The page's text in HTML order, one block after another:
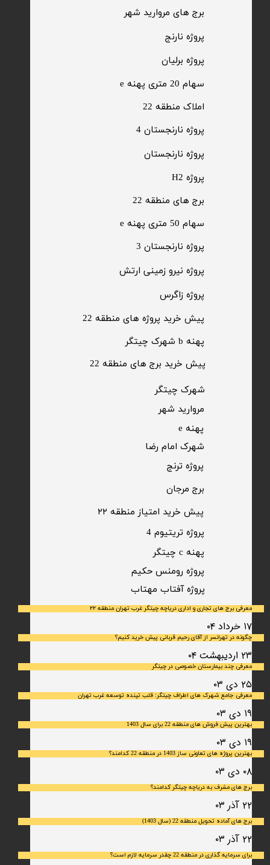
پیش خرید برج های منطقه 22
سهام 20 متری پهنه e​​​​​​​
​سهام 50 متری پهنه e
پهنه b شهرک چیتگر
​املاک منطقه 22
برج های منطقه 22
پیش خرید پروژه های منطقه 22
پروژه برلیان
پروژه H2
​پروژه زاگرس
​پروژه ترنج
​پروژه نارنج
​پروژه نارنجستان
​پروژه نیرو زمینی ارتش
​برج های مروارید شهر
پروژه نارنجستان 4
​پروژه نارنجستان 3
​شهرک چیتگر
مروارید شهر​​​​​​​
شهرک امام رضا
پهنه e
برج مرجان
معرفی برج های تجاری و اداری دریاچه چیتگر غرب تهران منطقه ۲۲
۱۷ خرداد ۰۴
چگونه در تهرانسر از آقای رحیم قربانی پیش خرید کنیم؟
۲۳ اردیبهشت ۰۴
معرفی چند بیمارستان خصوصی در چیتگر
۲۵ دی ۰۳
معرفی جامع شهرک‌ های اطراف چیتگر: قلب تپنده توسعه غرب تهران
۱۹ دی ۰۳
بهترین پیش فروش های منطقه 22 برای سال 1403
۱۹ دی ۰۳
بهترین پروژه های تعاونی ساز 1403 در منطقه 22 کدامند؟
۰۸ دی ۰۳
برج های مشرف به دریاچه چیتگر کدامند؟
۲۲ آذر ۰۳
برج های آماده تحویل منطقه 22 (سال 1403)
۲۲ آذر ۰۳
برای سرمایه‌ گذاری در منطقه 22 چقدر سرمایه لازم است؟
پیش خرید امتیاز منطقه ۲۲​​​​​​​
​پروژه آفتاب مهتاب
پروژه رومنس حکیم
پهنه c چیتگر
پروژه تریتیوم 4